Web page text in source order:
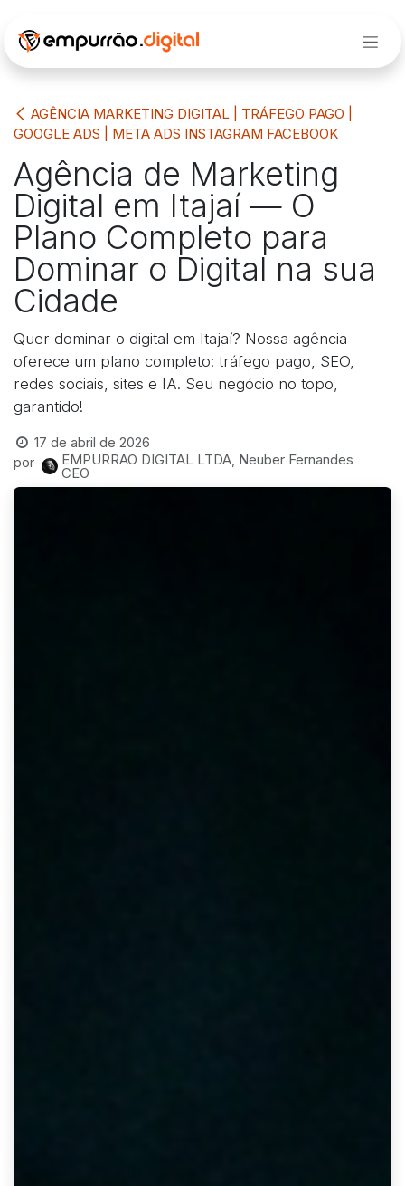
AGÊNCIA MARKETING DIGITAL | TRÁFEGO PAGO |
GOOGLE ADS | META ADS INSTAGRAM FACEBOOK
Agência de Marketing
Digital em Itajaí — O
Plano Completo para
Dominar o Digital na sua
Cidade
Quer dominar o digital em Itajaí? Nossa agência
oferece um plano completo: tráfego pago, SEO,
redes sociais, sites e IA. Seu negócio no topo,
garantido!
17 de abril de 2026
por
EMPURRAO DIGITAL LTDA, Neuber Fernandes
CEO